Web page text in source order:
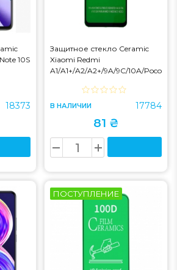
10S
18373
Защитное стекло Ceramic
Xiaomi Redmi
A1/A1+/A2/A2+/9A/9C/10A/Poco
В НАЛИЧИИ 17784
81 ₴
ПОСТУПЛЕНИЕ